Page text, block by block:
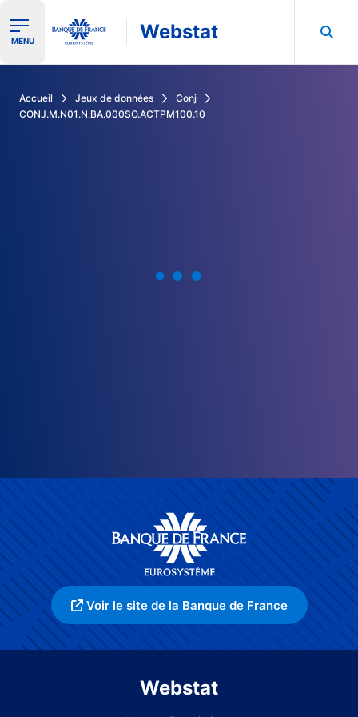
Ouvrir le menu de navigation
MENU Webstat
Accueil Jeux de données
Conj
CONJ.M.N01.N.BA.000SO.ACTPM100.10
Voir le site de la Banque de France
Webstat